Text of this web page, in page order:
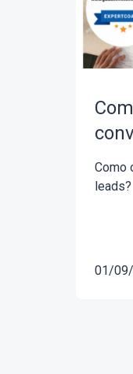
Como
leads?
01/